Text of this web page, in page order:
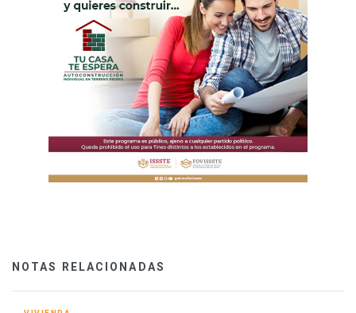
NOTAS RELACIONADAS